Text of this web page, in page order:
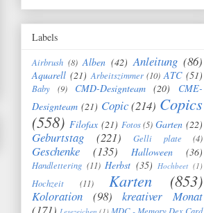
Labels
Airbrush (8) Alben (42) Anleitung (86)
Aquarell (21) Arbeitszimmer (10) ATC (51)
Baby (9) CMD-Designteam (20)
CME-
Designteam (21) Copic (214) Copics
(558) Filofax (21) Fotos (5) Garten (22)
Geburtstag (221) Gelli plate (4)
Geschenke (135) Halloween (36)
Handlettering (11) Herbst (35) Hochbeet (1)
Hochzeit (11) Karten (853)
Koloration (98)
kreativer Monat
(171)
MDC - Memory Dex Card